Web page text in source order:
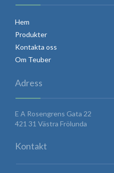
Hem
Produkter
Kontakta oss
Om Teuber
Adress
E A Rosengrens Gata 22
421 31 Västra Frölunda
Kontakt